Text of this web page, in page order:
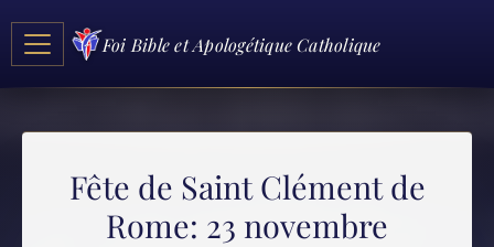
Foi Bible et Apologétique Catholique
Fête de Saint Clément de
Rome: 23 novembre